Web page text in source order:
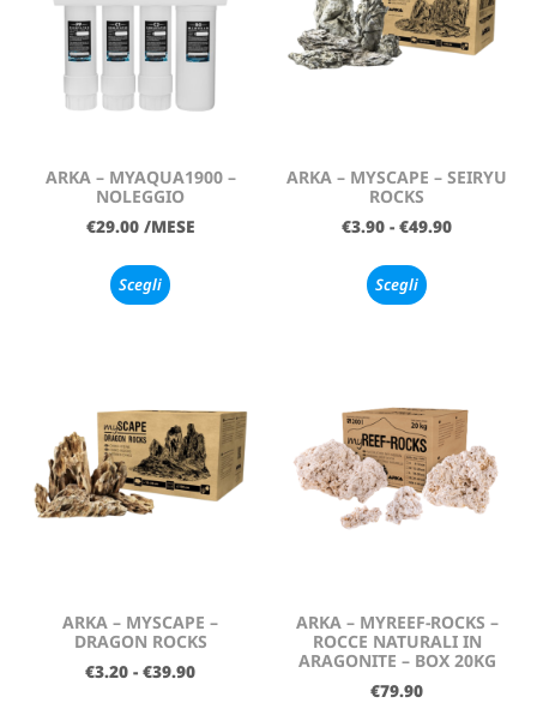
ARKA – MYAQUA1900 –
NOLEGGIO
€29.00 /MESE
Scegli
ARKA – MYSCAPE – SEIRYU
ROCKS
€3.90 - €49.90
Scegli
ARKA – MYSCAPE –
DRAGON ROCKS
€3.20 - €39.90
ARKA – MYREEF-ROCKS –
ROCCE NATURALI IN
ARAGONITE – BOX 20KG
€79.90